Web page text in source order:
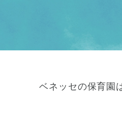
ベネッセの保育園